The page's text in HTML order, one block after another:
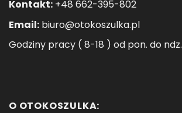
Kontakt: +48 662-395-802
Email: biuro@otokoszulka.pl
Godziny pracy ( 8-18 ) od pon. do ndz.
O OTOKOSZULKA: